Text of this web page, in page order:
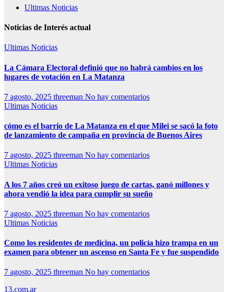
Ultimas Noticias
Noticias de Interés actual
Ultimas Noticias
La Cámara Electoral definió que no habrá cambios en los
lugares de votación en La Matanza
7 agosto, 2025 threeman No hay comentarios
Ultimas Noticias
cómo es el barrio de La Matanza en el que Milei se sacó la foto
de lanzamiento de campaña en provincia de Buenos Aires
7 agosto, 2025 threeman No hay comentarios
Ultimas Noticias
A los 7 años creó un exitoso juego de cartas, ganó millones y
ahora vendió la idea para cumplir su sueño
7 agosto, 2025 threeman No hay comentarios
Ultimas Noticias
Como los residentes de medicina, un policía hizo trampa en un
examen para obtener un ascenso en Santa Fe y fue suspendido
7 agosto, 2025 threeman No hay comentarios
13.com.ar